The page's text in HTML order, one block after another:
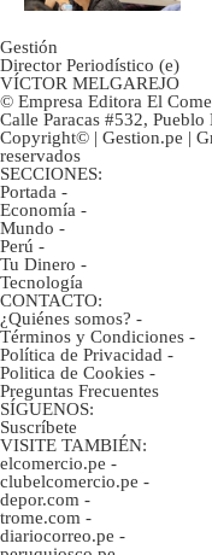
Gestión
Director Periodístico (e)
VÍCTOR MELGAREJO
© Empresa Editora El
Calle Paracas #532,
Copyright© | Gestion.pe |
reservados
SECCIONES:
Portada -
Economía -
Mundo -
Perú -
Tu Dinero -
Tecnología
CONTACTO:
¿Quiénes somos? -
Términos y Condiciones -
Política de Privacidad -
Politica de Cookies -
Preguntas Frecuentes
SÍGUENOS:
Suscríbete
VISITE TAMBIÉN:
elcomercio.pe -
clubelcomercio.pe -
depor.com -
trome.com -
diariocorreo.pe -